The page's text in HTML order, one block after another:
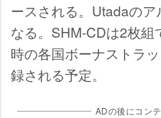
ースされる。Utadaの
なる。SHM-CDは2枚組
時の各国ボーナストラ
録される予定。
ADの後にコン